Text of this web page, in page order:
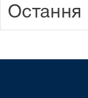
Остання